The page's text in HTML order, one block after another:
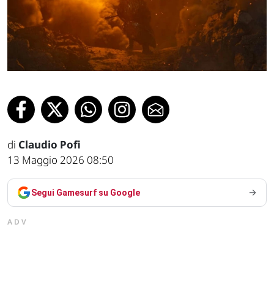
di Claudio Pofi
13 Maggio 2026 08:50
Segui Gamesurf su Google
ADV